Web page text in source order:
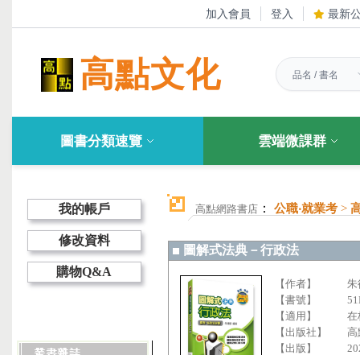
加入會員 登入 最新
高點文化
圖書分類速覽 雲端微課群
我的帳戶
修改資料
購物Q&A
高點網路書店 ： 公職‧就業考 >
圖解式法典－行政法
【作者】
【書號】
【適用】
在
【出版社】
高
【出版】